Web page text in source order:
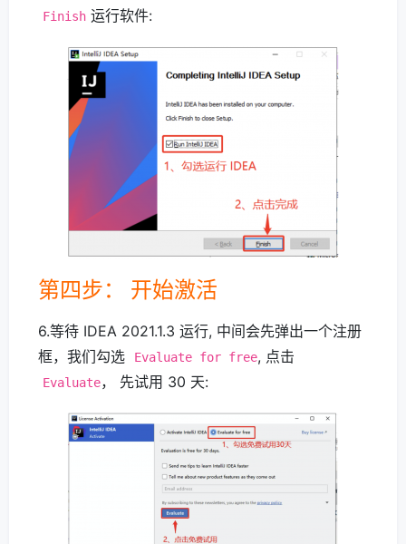
Finish 运行软件:
第四步： 开始激活
6.等待 IDEA 2021.1.3 运行, 中间会先弹出一个注册
框，我们勾选
Evaluate for free, 点击
Evaluate， 先试用 30 天: